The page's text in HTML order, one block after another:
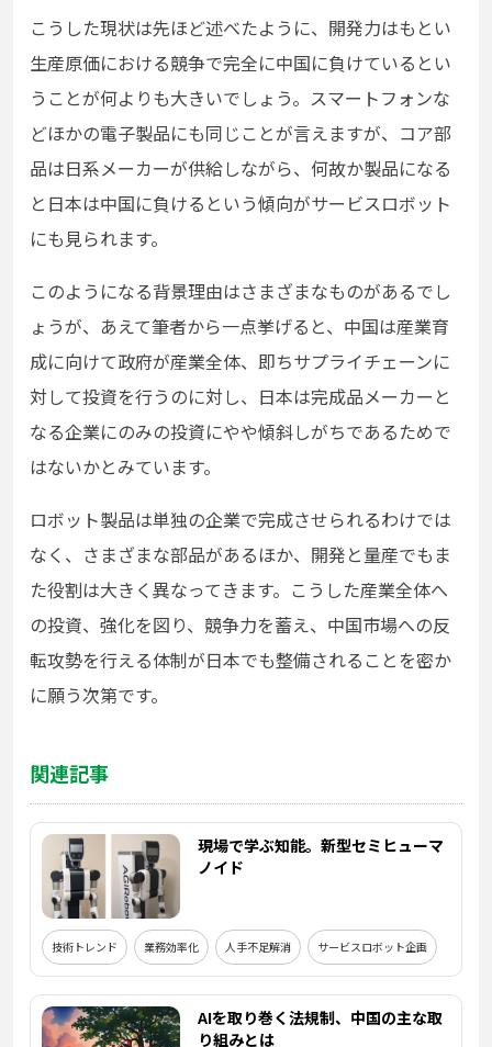
こうした現状は先ほど述べたように、開発力はもとい
生産原価における競争で完全に中国に負けているとい
うことが何よりも大きいでしょう。スマートフォンな
どほかの電子製品にも同じことが言えますが、コア部
品は日系メーカーが供給しながら、何故か製品になる
と日本は中国に負けるという傾向がサービスロボット
にも見られます。
このようになる背景理由はさまざまなものがあるでし
ょうが、あえて筆者から一点挙げると、中国は産業育
成に向けて政府が産業全体、即ちサプライチェーンに
対して投資を行うのに対し、日本は完成品メーカーと
なる企業にのみの投資にやや傾斜しがちであるためで
はないかとみています。
ロボット製品は単独の企業で完成させられるわけでは
なく、さまざまな部品があるほか、開発と量産でもま
た役割は大きく異なってきます。こうした産業全体へ
の投資、強化を図り、競争力を蓄え、中国市場への反
転攻勢を行える体制が日本でも整備されることを密か
に願う次第です。
関連記事
現場で学ぶ知能。新型セミヒューマ
ノイド
技術トレンド 業務効率化 人手不足解消 サービスロボット企画
AIを取り巻く法規制、中国の主な取
り組みとは